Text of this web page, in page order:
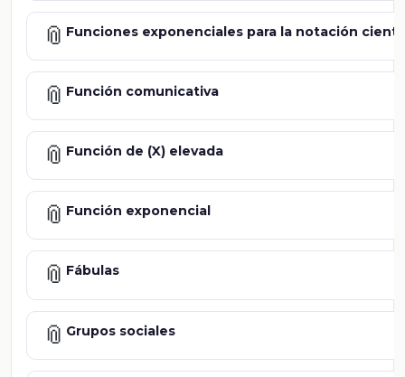
📎 Funciones exponenciales para la notación
📎 Función comunicativa
📎 Función de (X) elevada
📎 Función exponencial
📎 Fábulas
📎 Grupos sociales